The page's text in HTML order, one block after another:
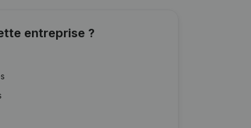
entreprise ?